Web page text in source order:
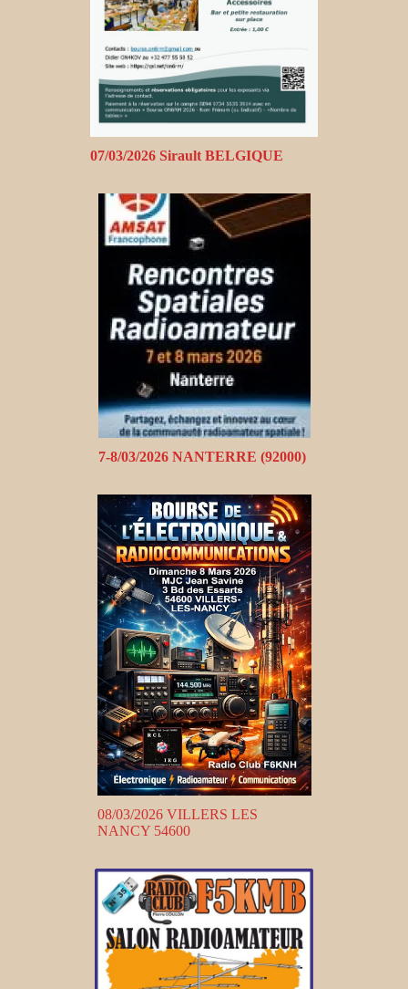
07/03/2026 Sirault BELGIQUE
7-8/03/2026 NANTERRE (92000)
08/03/2026 VILLERS LES
NANCY 54600